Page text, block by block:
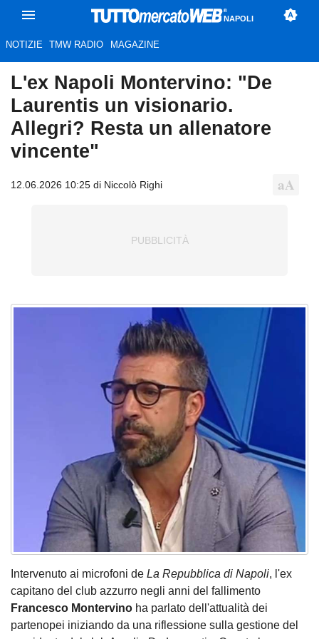
NAPOLI
NOTIZIE TMW RADIO MAGAZINE
L'ex Napoli Montervino: "De
Laurentis un visionario.
Allegri? Resta un allenatore
vincente"
12.06.2026 10:25 di Niccolò Righi
Intervenuto ai microfoni de La Repubblica di Napoli, l'ex
capitano del club azzurro negli anni del fallimento
Francesco Montervino ha parlato dell'attualità dei
partenopei iniziando da una riflessione sulla gestione del